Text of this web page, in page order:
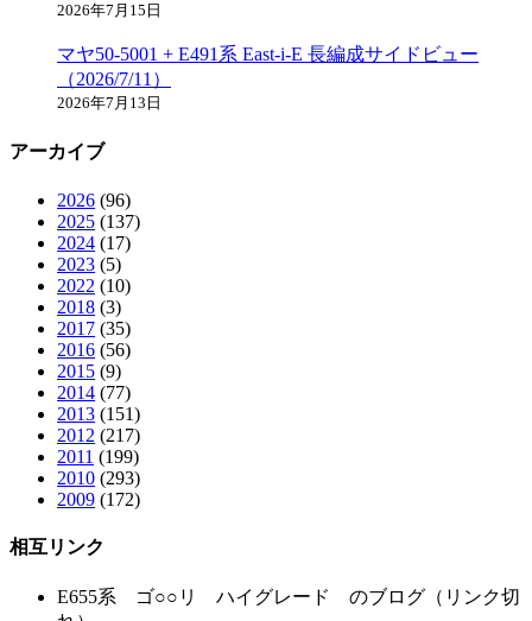
2026年7月15日
マヤ50-5001 + E491系 East-i-E 長編成サイドビュー
（2026/7/11）
2026年7月13日
アーカイブ
2026 (96)
2025 (137)
2024 (17)
2023 (5)
2022 (10)
2018 (3)
2017 (35)
2016 (56)
2015 (9)
2014 (77)
2013 (151)
2012 (217)
2011 (199)
2010 (293)
2009 (172)
相互リンク
E655系 ゴ○○リ ハイグレード のブログ（リンク切